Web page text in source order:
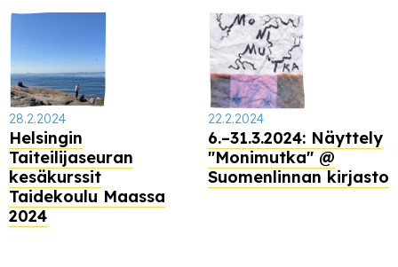
28.2.2024
Helsingin
Taiteilijaseuran
kesäkurssit
Taidekoulu Maassa
2024
22.2.2024
6.–31.3.2024: Näyttely
"Monimutka" @
Suomenlinnan kirjasto